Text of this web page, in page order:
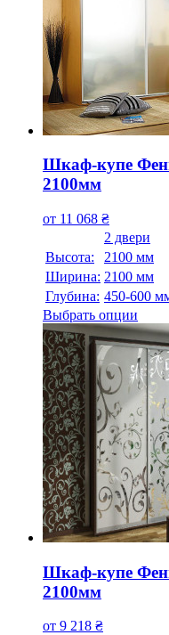
Шкаф-купе
2100мм
от 11 068 ₴
2 двери
Высота:
2100 мм
Ширина: 2100 мм
Глубина: 450-600
Выбрать опции
Шкаф-купе
2100мм
от 9 218 ₴